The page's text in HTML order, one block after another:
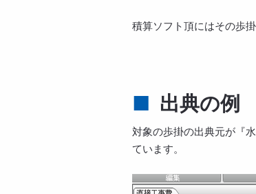
積算ソフト頂にはその歩
出典の例
対象の歩掛の出典元が『
ています。